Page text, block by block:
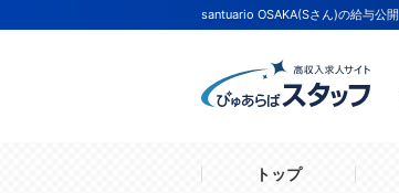
santuario OSAKA(Sさん)の給与公開
トップ